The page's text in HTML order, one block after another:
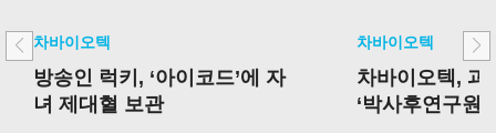
차바이오텍
방송인 럭키, ‘아이코드’에 자
녀 제대혈 보관
차바이오텍
차바이오텍,
‘박사후연구원